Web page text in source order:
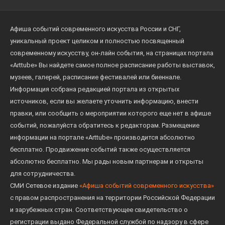
Ивана Филатова в 1937 году Мысев забрал его
стеклянные негативы на хранение, но вскоре был
репрессирован и погиб в лагере в 1940-х годах.
Хранить архив Филатова продолжила сестра
Мысева Мария. Позднее ее наследники передали
бесценные негативы в Музей К. Э. Циолковского в
Ижевском (Ижевское — родина великого русского
ученого и основоположника теоретической
космонавтики Константина Циолковского), где
уже находилась часть фотографий Филатова.
Сегодня энтузиасты из проекта Дом Филатова
восстанавливают в Ижевском дом фотографа и
ведут кропотливую научно-исследовательскую
работу по поиску и атрибуции снимков Филатова.
Афиша событий современного искусства России и СНГ,
уникальный проект целиком и полностью посвященный
современному искусству, он-лайн события, на страницах портала
«Arttube» Вы найдете самое полное расписание работы выставок,
музеев, галерей, расписание фестивалей или биеннале.
Информация собрана редакцией портала из открытых
источников, если вы желаете уточнить информацию, внести
правки, или сообщить о мероприятии которого еще нет в афише
событий, пожалуйста обратитесь к редакторам. Размещение
информации на портале «Arttube» производится абсолютно
бесплатно. Продвижение событий также осуществляется
абсолютно бесплатно. Мы рады новым партнерам и открыты
для сотрудничества.
СМИ Сетевое издание «Афиша событий современного искусства»
с правом распространения на территории Российской Федерации
и зарубежных стран. Соответствующее свидетельство о
регистрации выдано Федеральной службой по надзору в сфере